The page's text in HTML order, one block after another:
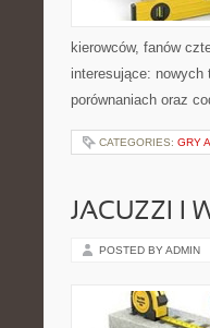
kierowców, fanów
interesujące:
porównaniach oraz
CATEGORIES: GRY
JACUZZI I
POSTED BY ADMIN